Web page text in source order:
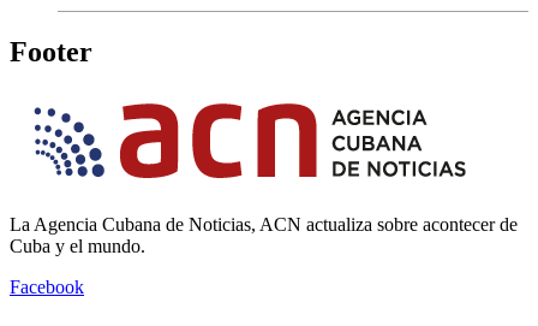
Footer
La Agencia Cubana de Noticias, ACN actualiza sobre acontecer de
Cuba y el mundo.
Facebook